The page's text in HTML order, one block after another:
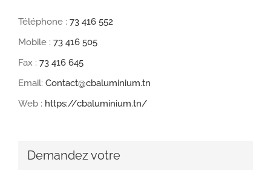
Téléphone : 73 416 552
Mobile : 73 416 505
Fax : 73 416 645
Email: Contact@cbaluminium.tn
Web : https://cbaluminium.tn/
Demandez votre